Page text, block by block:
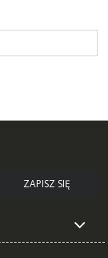
ZAPISZ SIĘ